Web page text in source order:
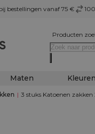
bestellingen vanaf 75 €
Producten
Maten Kleuren
| 3 stuks Katoenen